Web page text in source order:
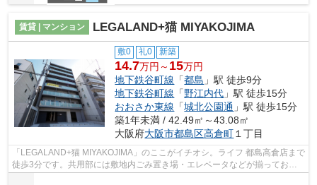
賃貸 | マンション LEGALAND+猫 MIYAKOJIMA
敷0 礼0 新築
14.7万円～ 15万円
地下鉄谷町線 「都島 」駅 徒歩9分
地下鉄谷町線 「野江内代 」駅 徒歩15分
おおさか東線 「城北公園通 」駅 徒歩15分
築1年未満 / 42.49㎡～43.08㎡
大阪府大阪市都島区高倉町 １丁目
「LEGALAND+猫 MIYAKOJIMA」のここがイチオシ。ライフ 都島高倉店まで
徒歩3分です。共用部には敷地内ごみ置き場・エレベータなどが揃ってお